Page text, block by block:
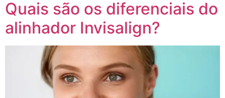
Quais são os diferenciais do
alinhador Invisalign?